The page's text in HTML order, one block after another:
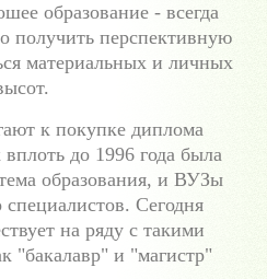
образование - всегда
получить перспективную
материальных и личных
к покупке диплома
до 1996 года была
образования, и ВУЗы
Сегодня
на ряду с такими
"бакалавр" и "магистр"